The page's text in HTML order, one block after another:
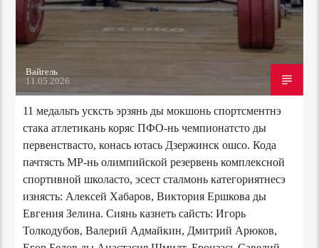
Вайгель
11.05.2026
11 медальть усксть эрзянь ды мокшонь спортсментнэ
стака атлетикань коряс ПФО-нь чемпионатсто ды
первенствасто, конась ютась Дзержинск ошсо. Кода
пачтясть МР-нь олимпийской резервень комплексной
спортивной школасто, эсест сталмонь категориятнесэ
изнясть: Алексей Хабаров, Виктория Ершкова ды
Евгения Зелина. Сиянь казнеть сайсть: Игорь
Толкодубов, Валерий Адмайкин, Дмитрий Арюков,